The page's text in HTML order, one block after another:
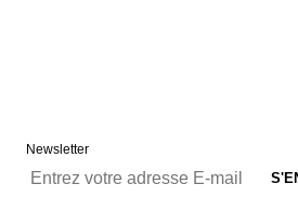
Newsletter